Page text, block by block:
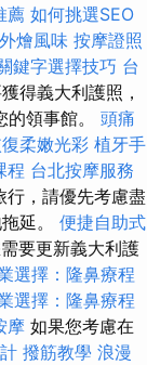
薦 如何挑選SEO
燴風味 按摩證照
鍵字選擇技巧 台
得義大利護照，
領事館。 頭痛
柔嫩光彩 植牙手
程 台北按摩服務
行，請優先考慮盡
延。 便捷自助式
要更新義大利護
選擇：隆鼻療程
選擇：隆鼻療程
摩 如果您考慮在
撥筋教學 浪漫